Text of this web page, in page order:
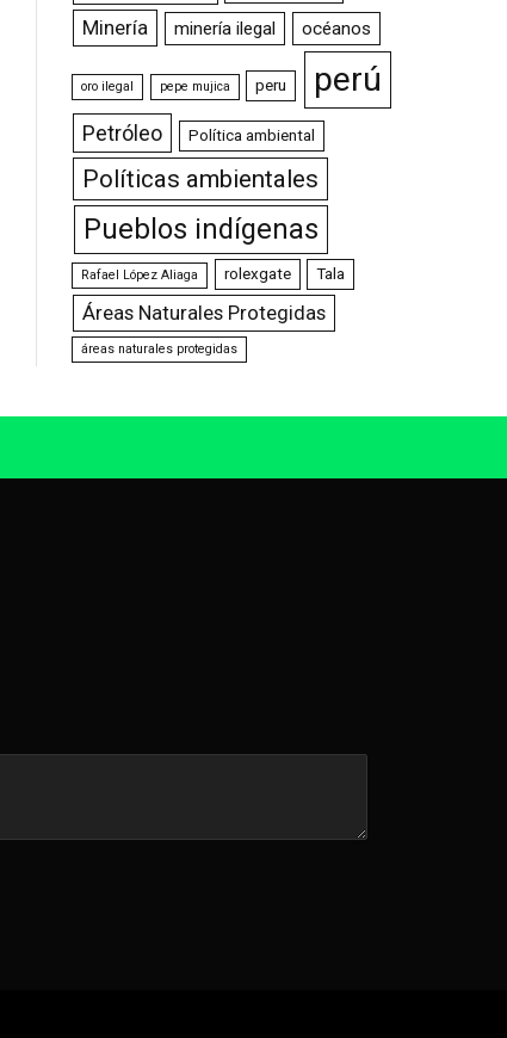
Minería minería ilegal océanos
oro ilegal pepe mujica peru perú
Petróleo Política ambiental
Políticas ambientales
Pueblos indígenas
Rafael López Aliaga rolexgate Tala
Áreas Naturales Protegidas
áreas naturales protegidas